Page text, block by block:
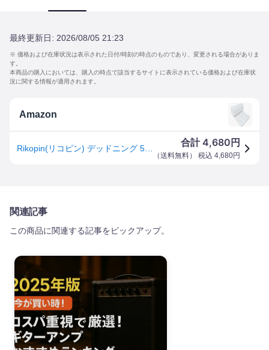
最終更新日: 2026/08/05 21:23
※ 価格および在庫状況は表示された日付/時刻の時点のものであり、変更される場合がありま
す。
本商品の購入においては、購入の時点で該当するサイトに表示されている価格および在庫状
況に関する情報が適用されます。
Amazon
合計4,680 円
（送料無料） 税込 4,680円
関連記事
この商品に関連する記事をピックアップ。